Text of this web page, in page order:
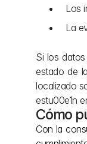
Los
La
Si los
estado de
localizado
estu00e1n
Cómo
Con la